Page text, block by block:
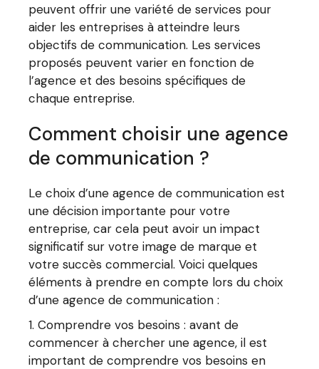
peuvent offrir une variété de services pour
aider les entreprises à atteindre leurs
objectifs de communication. Les services
proposés peuvent varier en fonction de
l’agence et des besoins spécifiques de
chaque entreprise.
Comment choisir une agence
de communication ?
Le choix d’une agence de communication est
une décision importante pour votre
entreprise, car cela peut avoir un impact
significatif sur votre image de marque et
votre succès commercial. Voici quelques
éléments à prendre en compte lors du choix
d’une agence de communication :
Comprendre vos besoins : avant de
commencer à chercher une agence, il est
important de comprendre vos besoins en